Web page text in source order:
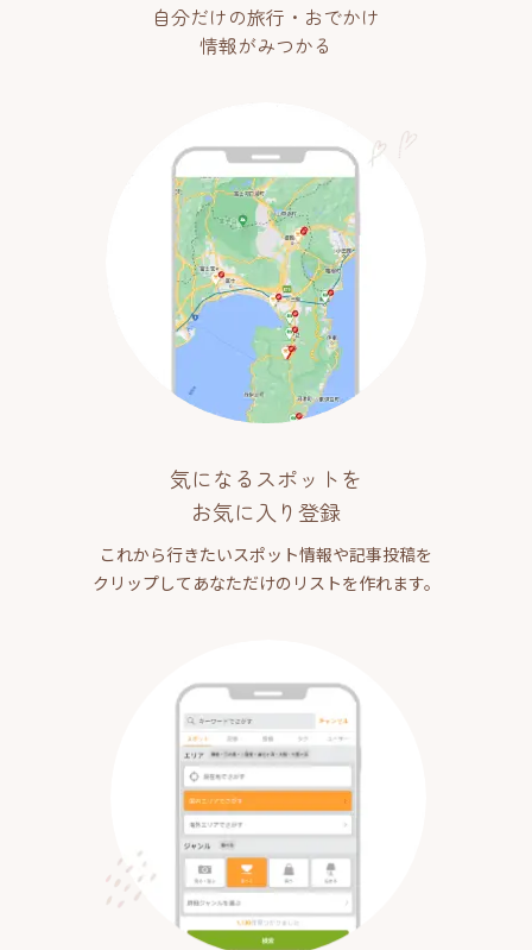
自分だけの旅行・おでかけ
情報がみつかる
気になるスポットを
お気に入り登録
これから行きたいスポット情報や記事投稿を
クリップしてあなただけのリストを作れます。